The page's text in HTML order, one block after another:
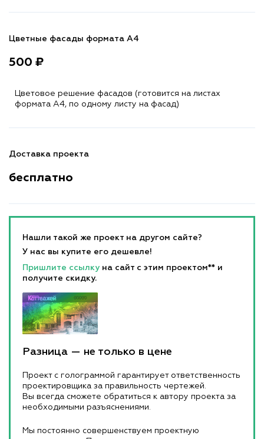
Цветные фасады формата А4
500 ₽
Цветовое решение фасадов (готовится на листах
формата A4, по одному листу на фасад)
Доставка проекта
бесплатно
Нашли такой же проект на другом сайте?
У нас вы купите его дешевле!
Пришлите ссылку на сайт с этим проектом** и
получите скидку.
Разница — не только в цене
Проект с голограммой гарантирует ответственность
проектировщика за правильность чертежей.
Вы всегда сможете обратиться к автору проекта за
необходимыми разъяснениями.
Мы постоянно совершенствуем проектную